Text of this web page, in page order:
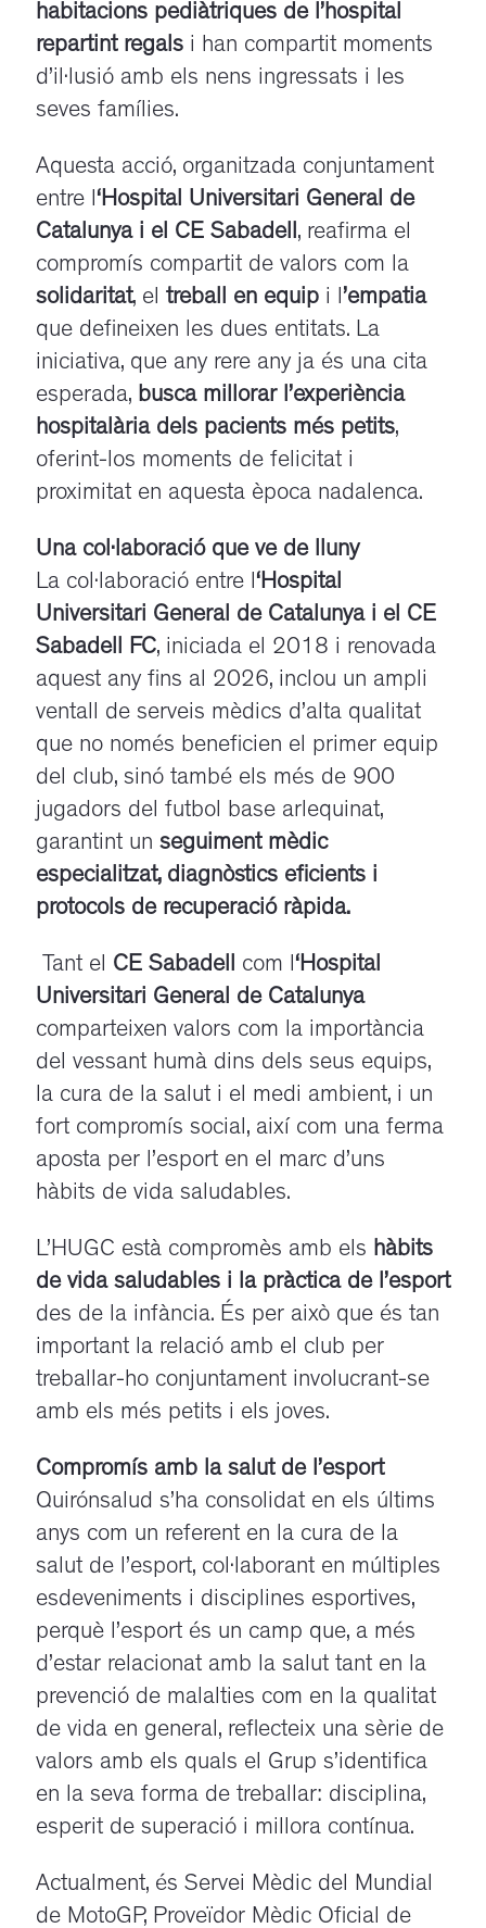
habitacions pediàtriques de l’hospital
repartint regals i han compartit moments
d’il·lusió amb els nens ingressats i les
seves famílies.
Aquesta acció, organitzada conjuntament
entre l‘Hospital Universitari General de
Catalunya i el CE Sabadell, reafirma el
compromís compartit de valors com la
solidaritat, el treball en equip i l’empatia
que defineixen les dues entitats. La
iniciativa, que any rere any ja és una cita
esperada, busca millorar l’experiència
hospitalària dels pacients més petits,
oferint-los moments de felicitat i
proximitat en aquesta època nadalenca.
Una col·laboració que ve de lluny
La col·laboració entre l‘Hospital
Universitari General de Catalunya i el CE
Sabadell FC, iniciada el 2018 i renovada
aquest any fins al 2026, inclou un ampli
ventall de serveis mèdics d’alta qualitat
que no només beneficien el primer equip
del club, sinó també els més de 900
jugadors del futbol base arlequinat,
garantint un seguiment mèdic
especialitzat, diagnòstics eficients i
protocols de recuperació ràpida.
Tant el CE Sabadell com l‘Hospital
Universitari General de Catalunya
comparteixen valors com la importància
del vessant humà dins dels seus equips,
la cura de la salut i el medi ambient, i un
fort compromís social, així com una ferma
aposta per l’esport en el marc d’uns
hàbits de vida saludables.
L’HUGC està compromès amb els hàbits
de vida saludables i la pràctica de l’esport
des de la infància. És per això que és tan
important la relació amb el club per
treballar-ho conjuntament involucrant-se
amb els més petits i els joves.
Compromís amb la salut de l’esport
Quirónsalud s’ha consolidat en els últims
anys com un referent en la cura de la
salut de l’esport, col·laborant en múltiples
esdeveniments i disciplines esportives,
perquè l’esport és un camp que, a més
d’estar relacionat amb la salut tant en la
prevenció de malalties com en la qualitat
de vida en general, reflecteix una sèrie de
valors amb els quals el Grup s’identifica
en la seva forma de treballar: disciplina,
esperit de superació i millora contínua.
Actualment, és Servei Mèdic del Mundial
de MotoGP, Proveïdor Mèdic Oficial de